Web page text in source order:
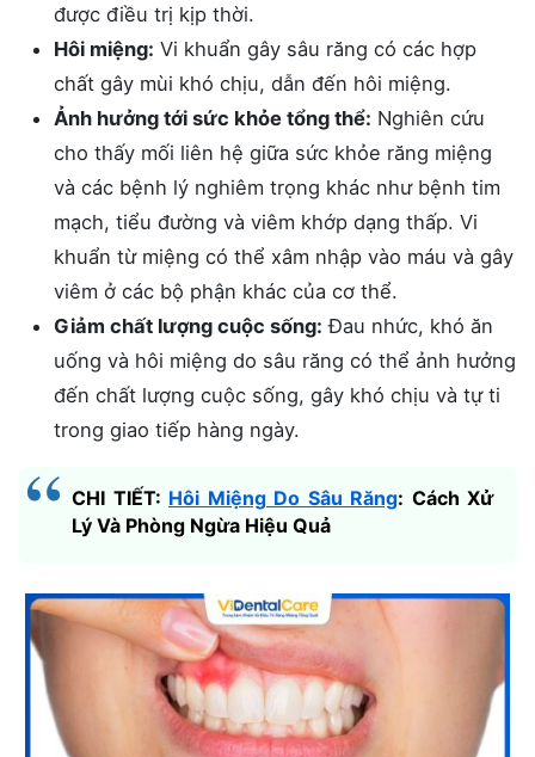
được điều trị kịp thời.
Hôi miệng: Vi khuẩn gây sâu răng có các hợp
chất gây mùi khó chịu, dẫn đến hôi miệng.
Ảnh hưởng tới sức khỏe tổng thể: Nghiên cứu
cho thấy mối liên hệ giữa sức khỏe răng miệng
và các bệnh lý nghiêm trọng khác như bệnh tim
mạch, tiểu đường và viêm khớp dạng thấp. Vi
khuẩn từ miệng có thể xâm nhập vào máu và gây
viêm ở các bộ phận khác của cơ thể.
Giảm chất lượng cuộc sống: Đau nhức, khó ăn
uống và hôi miệng do sâu răng có thể ảnh hưởng
đến chất lượng cuộc sống, gây khó chịu và tự ti
trong giao tiếp hàng ngày.
CHI TIẾT: Hôi Miệng Do Sâu Răng: Cách Xử
Lý Và Phòng Ngừa Hiệu Quả